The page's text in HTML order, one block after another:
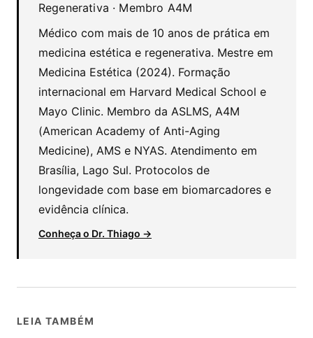
Regenerativa · Membro A4M
Médico com mais de 10 anos de prática em
medicina estética e regenerativa. Mestre em
Medicina Estética (2024). Formação
internacional em Harvard Medical School e
Mayo Clinic. Membro da ASLMS, A4M
(American Academy of Anti-Aging
Medicine), AMS e NYAS. Atendimento em
Brasília, Lago Sul. Protocolos de
longevidade com base em biomarcadores e
evidência clínica.
Conheça o Dr. Thiago →
LEIA TAMBÉM